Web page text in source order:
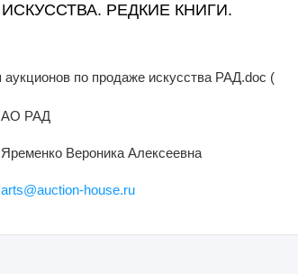
ИСКУССТВА. РЕДКИЕ КНИГИ.
по продаже искусства РАД.doc (
АО РАД
Яременко Вероника Алексеевна
arts@auction-house.ru